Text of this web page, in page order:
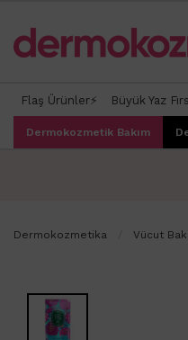
Flaş Ürünler⚡ Büyük Yaz
Dermokozmetik Bakım
Dermokozmetika Vücut